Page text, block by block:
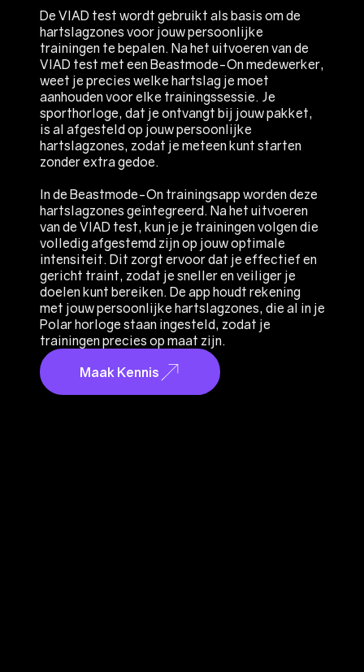
De VIAD test wordt gebruikt als basis om de
hartslagzones voor jouw persoonlijke
trainingen te bepalen. Na het uitvoeren van de
VIAD test met een Beastmode-On medewerker,
weet je precies welke hartslag je moet
aanhouden voor elke trainingssessie. Je
sporthorloge, dat je ontvangt bij jouw pakket,
is al afgesteld op jouw persoonlijke
hartslagzones, zodat je meteen kunt starten
zonder extra gedoe.
In de Beastmode-On trainingsapp worden deze
hartslagzones geïntegreerd. Na het uitvoeren
van de VIAD test, kun je je trainingen volgen die
volledig afgestemd zijn op jouw optimale
intensiteit. Dit zorgt ervoor dat je effectief en
gericht traint, zodat je sneller en veiliger je
doelen kunt bereiken. De app houdt rekening
met jouw persoonlijke hartslagzones, die al in je
Polar horloge staan ingesteld, zodat je
trainingen precies op maat zijn.
Maak Kennis